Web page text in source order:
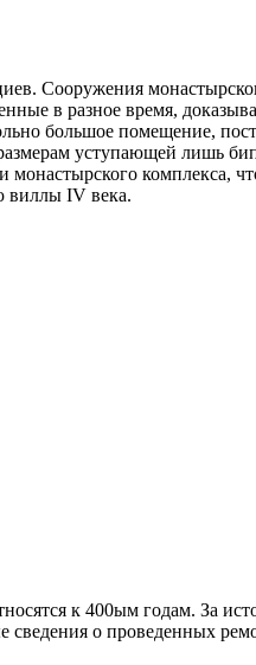
Сооружения
в разное время,
большое помещение,
уступающей лишь
монастырского комплекса,
виллы IV века.
к 400ым годам. За
сведения о проведенных